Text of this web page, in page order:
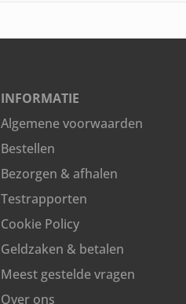
INFORMATIE
Algemene voorwaarden
Bestellen
Bezorgen & afhalen
Testrapporten
Cookie Policy
Geldzaken & betalen
Meest gestelde vragen
Over ons